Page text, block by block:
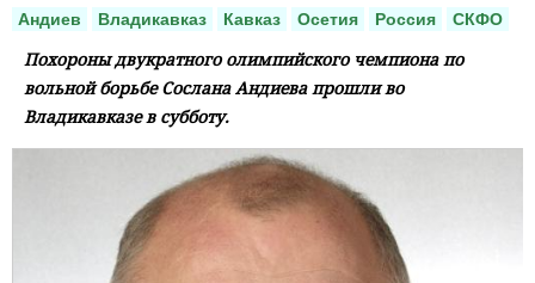
Андиев Владикавказ Кавказ Осетия Россия СКФО
Похороны двукратного олимпийского чемпиона по
вольной борьбе Сослана Андиева прошли во
Владикавказе в субботу.